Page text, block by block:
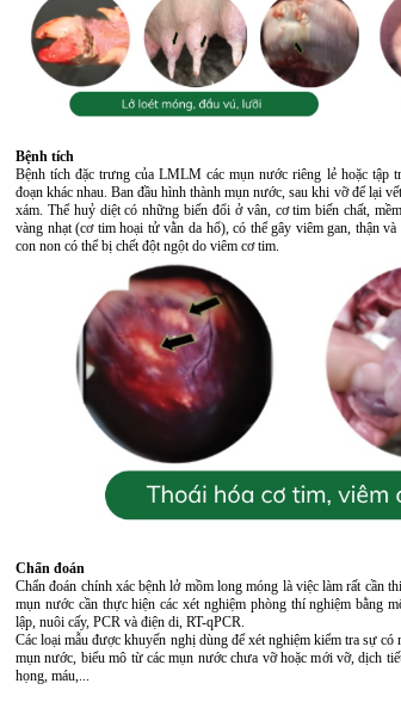
Bệnh tích
Bệnh tích đặc trưng của LMLM các mụn nước riêng lẻ hoặc tập
đoạn khác nhau. Ban đầu hình thành mụn nước, sau khi vỡ để lại
xám. Thể huỷ diệt có những biến đổi ở vân, cơ tim biến chất,
vàng nhạt (cơ tim hoại tử vằn da hổ), có thể gây viêm gan, thận
con non có thể bị chết đột ngột do viêm cơ tim.
Chẩn đoán
Chẩn đoán chính xác bệnh lở mồm long móng là việc làm rất cần
mụn nước cần thực hiện các xét nghiệm phòng thí nghiệm bằng
lập, nuôi cấy, PCR và điện di, RT-qPCR.
Các loại mẫu được khuyến nghị dùng để xét nghiệm kiểm tra sự
mụn nước, biểu mô từ các mụn nước chưa vỡ hoặc mới vỡ, dịch
họng, máu,...